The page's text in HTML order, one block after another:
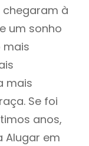
à
um sonho
mais
mais
Se foi
anos,
Alugar em